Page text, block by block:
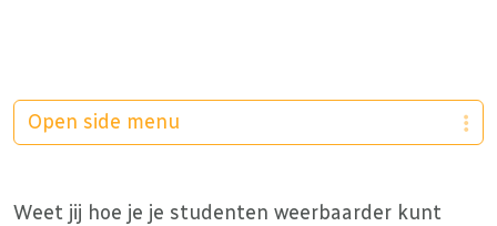
Weet jij hoe je je studenten weerbaarder kunt
Open side menu